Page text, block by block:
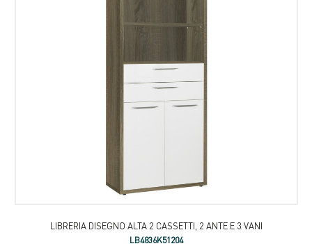
LIBRERIA DISEGNO ALTA 2 CASSETTI, 2 ANTE E 3 VANI
LB4836K51204